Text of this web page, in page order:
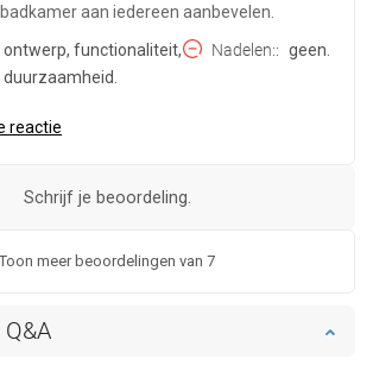
aan iedereen aanbevelen.
ontwerp, functionaliteit,
duurzaamheid.
Nadelen: geen.
reactie
Toon meer beoordelingen van 7
Schrijf je beoordeling.